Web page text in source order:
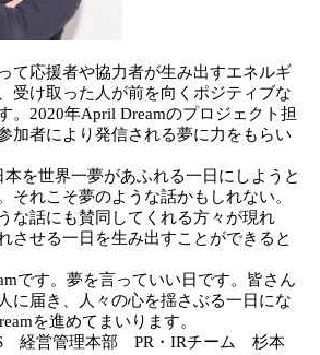
て応援者や協力者が生み出すエネルギ
受け取った人が前を向くポジティブな
。2020年April Dreamのプロジェクト担
加者により発信される夢に力をもらい
を世界一夢があふれる一日にしようと
それこそ夢のような話かもしれない。
な話にも賛同してくれる方々が現れ
させる一日を生み出すことができると
です。夢を言っていい日です。皆さん
に届き、人々の心を揺さぶる一日にな
を進めてまいります。
経営管理本部 PR・IRチーム 杉本